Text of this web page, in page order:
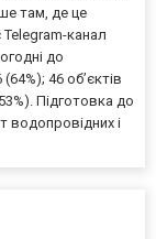
там, де це
канал
до
46 об’єктів
Підготовка до
і